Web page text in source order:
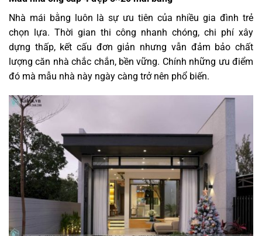
Nhà mái bằng luôn là sự ưu tiên của nhiều gia đình trẻ
chọn lựa. Thời gian thi công nhanh chóng, chi phí xây
dựng thấp, kết cấu đơn giản nhưng vẫn đảm bảo chất
lượng căn nhà chắc chắn, bền vững. Chính những ưu điểm
đó mà mẫu nhà này ngày càng trở nên phổ biến.